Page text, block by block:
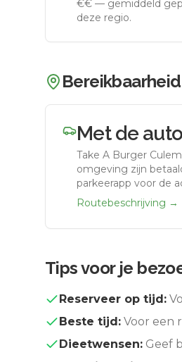
€€ — gemiddeld
deze regio.
Met de auto
Take A Burger
omgeving zijn
parkeerapp voor de
Routebeschrijving →
Tips voor je
Reserveer op tijd:
Beste tijd: Voor een
Dieetwensen: Geef